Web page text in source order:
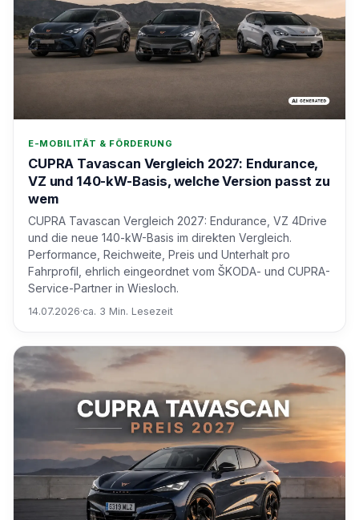
E-MOBILITÄT & FÖRDERUNG
CUPRA Tavascan Vergleich 2027: Endurance,
VZ und 140-kW-Basis, welche Version passt zu
wem
CUPRA Tavascan Vergleich 2027: Endurance, VZ 4Drive
und die neue 140-kW-Basis im direkten Vergleich.
Performance, Reichweite, Preis und Unterhalt pro
Fahrprofil, ehrlich eingeordnet vom ŠKODA- und CUPRA-
Service-Partner in Wiesloch.
14.07.2026·ca. 3 Min. Lesezeit